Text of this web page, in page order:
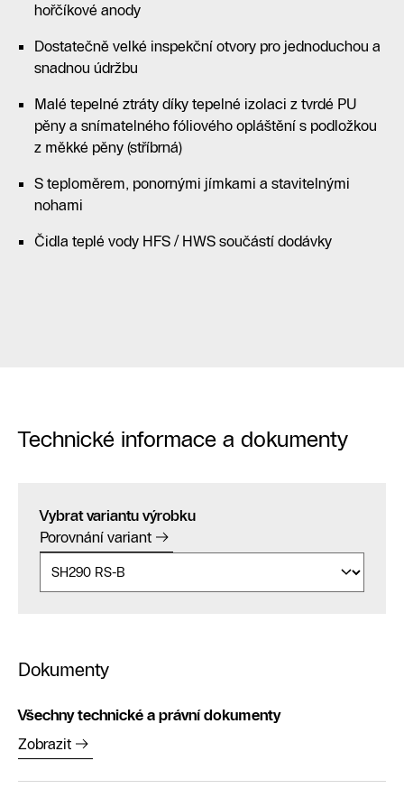
hořčíkové anody
Dostatečně velké inspekční otvory pro jednoduchou a
snadnou údržbu
Malé tepelné ztráty díky tepelné izolaci z tvrdé PU
pěny a snímatelného fóliového opláštění s podložkou
z měkké pěny (stříbrná)
S teploměrem, ponornými jímkami a stavitelnými
nohami
Čidla teplé vody HFS / HWS součástí dodávky
Technické informace a dokumenty
Vybrat variantu výrobku
Porovnání variant
Dokumenty
Všechny technické a právní dokumenty
Zobrazit